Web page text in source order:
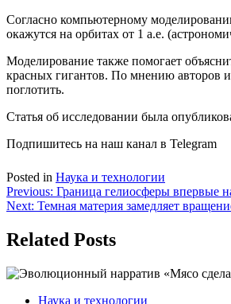
Согласно компьютерному
окажутся на орбитах от 1 а.е.
Моделирование также помогает
красных гигантов. По мнению авторов
поглотить.
Статья об исследовании была
Подпишитесь на наш канал в Telegram
Posted in Наука и технологии
Навигация
по
записям
Previous: Граница гелиосферы впервые
Next: Темная материя замедляет
Related Posts
Наука и технологии